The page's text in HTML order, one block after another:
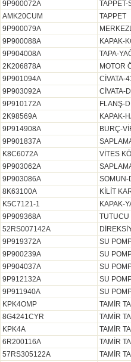
9P900072A
TAPPET-
AMK20CUM
TAPPET
9P900079A
9P900088A
KAPAK-
9P904008A
TAPA-
2K206878A
MOTOR
9P901094A
CİVATA-
9P903092A
CİVATA-
9P910172A
FLANŞ-
2K98569A
KAPAK-
9P914908A
BURÇ-
9P901837A
K8C6072A
VİTES
9P903062A
9P903086A
SOMUN-
8K63100A
KİLİT
K5C7121-1
KAPAK-
9P909368A
TUTUCU
52RS007142A
9P919372A
SU
9P900239A
SU
9P904037A
SU
9P912132A
SU
9P911940A
SU
KPK4OMP
TAMİR
8G4241CYR
TAMİR
KPK4A
TAMİR
6R200116A
TAMİR
57RS305122A
TAMİR